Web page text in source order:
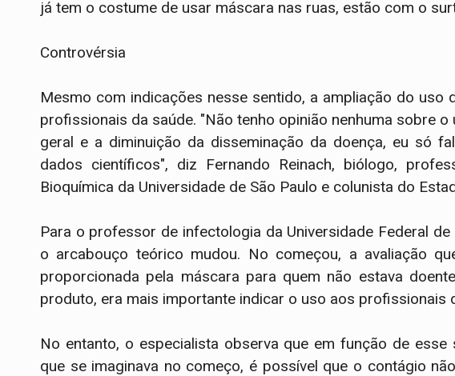
já tem o costume de usar máscara nas ruas, estão com o
Controvérsia
Mesmo com indicações nesse sentido, a ampliação do uso
profissionais da saúde. "Não tenho opinião nenhuma sobre
geral e a diminuição da disseminação da doença, eu só
dados científicos", diz Fernando Reinach, biólogo,
Bioquímica da Universidade de São Paulo e colunista do
Para o professor de infectologia da Universidade Federal de
o arcabouço teórico mudou. No começou, a avaliação
proporcionada pela máscara para quem não estava
produto, era mais importante indicar o uso aos profissionais
No entanto, o especialista observa que em função de
que se imaginava no começo, é possível que o contágio